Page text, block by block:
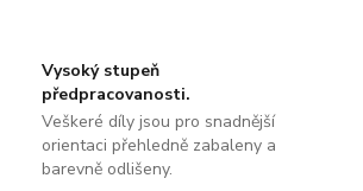
Vysoký stupeň
předpracovanosti.
Veškeré díly jsou pro snadnější
orientaci přehledně zabaleny a
barevně odlišeny.